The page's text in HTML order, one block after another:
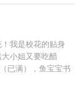
决定，要偷偷跟
和高冷学姐手拉
了。 高冷校花苏
暗恋三年的女孩
展开了对洛野的
了。”苏白粥强势
您跟知名漫画家
我是校花的贴身
小姐又要吃醋
已满），鱼宝宝书